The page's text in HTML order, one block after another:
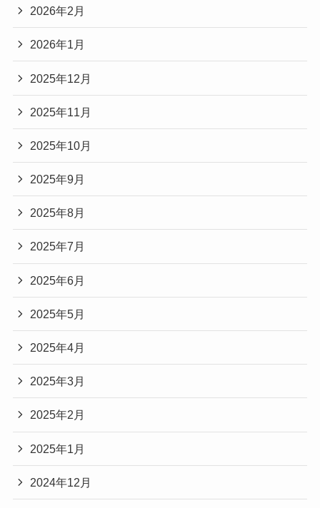
2026年2月
2026年1月
2025年12月
2025年11月
2025年10月
2025年9月
2025年8月
2025年7月
2025年6月
2025年5月
2025年4月
2025年3月
2025年2月
2025年1月
2024年12月